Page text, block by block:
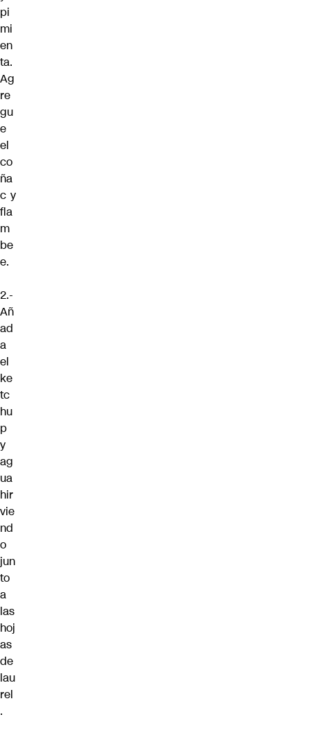
pi
mi
en
ta.
Ag
re
gu
e
el
co
ña
c y
fla
m
be
e.
2.-
Añ
ad
a
el
ke
tc
hu
p
y
ag
ua
hir
vie
nd
o
jun
to
a
las
hoj
as
de
lau
rel
.